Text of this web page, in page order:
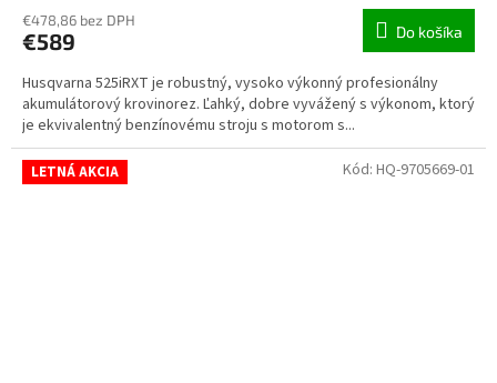
€478,86 bez DPH
€589 Do košíka
Husqvarna 525iRXT je robustný, vysoko výkonný profesionálny
akumulátorový krovinorez. Ľahký, dobre vyvážený s výkonom, ktorý
je ekvivalentný benzínovému stroju s motorom s...
LETNÁ AKCIA Kód: HQ-9705669-01